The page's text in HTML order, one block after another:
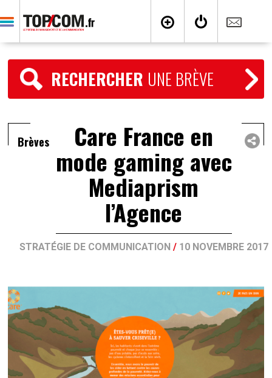
RECHERCHER UNE BRÈVE
Brèves Care France en
mode gaming avec
Mediaprism
l’Agence
STRATÉGIE DE COMMUNICATION/ 10 NOVEMBRE 2017